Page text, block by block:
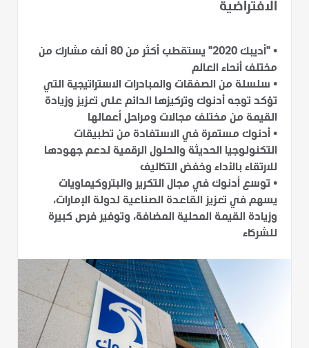
الافتراضية
•
"أديبك 2020" يستقطب أكثر من 80 ألف مشارك من
مختلف أنحاء العالم
• سلسلة من الصفقات والمبادرات الاستراتيجية التي
تؤكد توجه أدنوك وتركيزها الدائم على تعزيز وزيادة
القيمة من مختلف مجالات ومراحل أعمالها
• أدنوك مستمرة في الاستفادة من تطبيقات
التكنولوجيا الحديثة والحلول الرقمية لدعم جهودها
للارتقاء بالأداء وخفض التكاليف
• توسع أدنوك في مجال التكرير والبتروكيماويات
يسهم في تعزيز القاعدة الصناعية لدولة الإمارات،
وزيادة القيمة المحلية المضافة، وتوفير فرص كبيرة
للشركاء